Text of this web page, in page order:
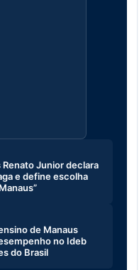
Junior declara
e define escolha
de Manaus
no Ideb
do Brasil